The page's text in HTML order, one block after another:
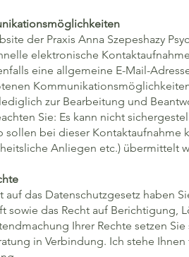
der Praxis Anna Szepeshazy
elektronische
eine allgemeine E-Mail-
zur Bearbeitung und
Sie: Es kann nicht
sollen bei dieser Kontaktaufnahme
Anliegen etc.) übermittelt
auf das Datenschutzgesetz haben
sowie das Recht auf Berichtigung,
Ihrer Rechte setzen
in Verbindung. Ich stehe